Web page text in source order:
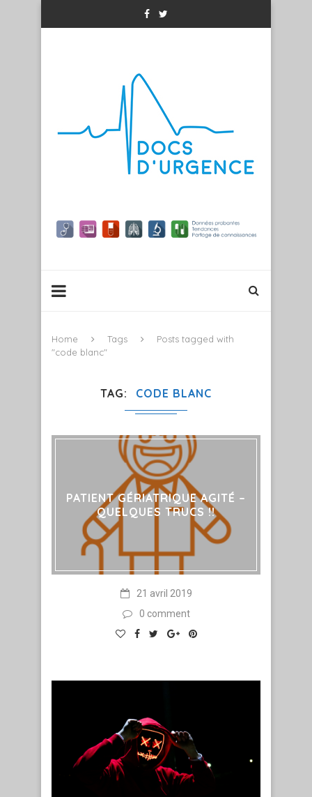
Home Tags
Posts tagged with
"code blanc"
TAG CODE BLANC
PATIENT GÉRIATRIQUE AGITÉ –
QUELQUES TRUCS !!
21 avril 2019
0 comment